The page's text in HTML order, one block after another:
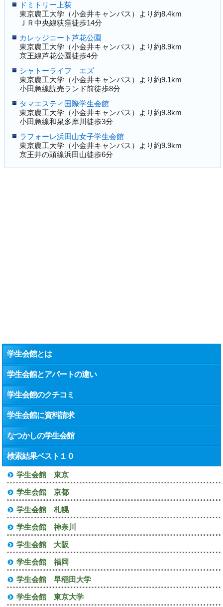
ドミトリー上荻
東京農工大学（小金井キャンパス）より約8.4km
ＪＲ中央線荻窪徒歩14分
カレッジコート芦花公園
東京農工大学（小金井キャンパス）より約8.9km
京王線芦花公園徒歩4分
シャトーライフ エズ
東京農工大学（小金井キャンパス）より約9.1km
小田急線読売ランド前徒歩8分
タマエスティ国際学生会館
東京農工大学（小金井キャンパス）より約9.8km
小田急線和泉多摩川徒歩3分
ラフォーレ浜田山女子学生会館
東京農工大学（小金井キャンパス）より約9.9km
京王井の頭線浜田山徒歩6分
学生会館とは
学生会館とアパートの違い
学生会館のクチコミ
学生会館に資料請求
なつかしの学生会館
検索結果ベスト１０
学生会館 東京
学生会館 京都
学生会館 札幌
学生会館 神奈川
学生会館 大阪
学生会館 福岡
学生会館 早稲田大学
学生会館 東京大学